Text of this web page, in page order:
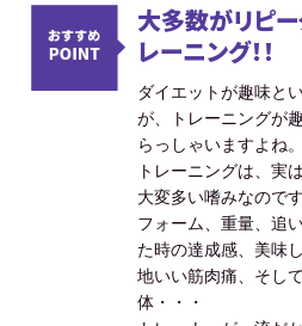
大多数がリピー
レーニング！！
ダイエットが趣味と
が、トレーニングが
らっしゃいますよね。
トレーニングは、実
大変多い嗜みなのです
フォーム、重量、追
た時の達成感、美味
地いい筋肉痛、そし
体・・・